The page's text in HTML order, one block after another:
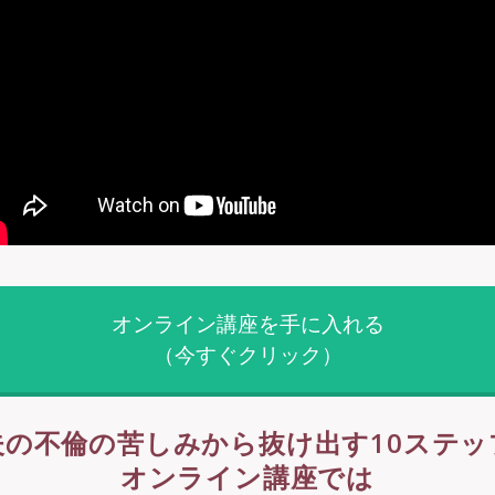
オンライン講座を手に入れる
（今すぐクリック）
不倫の苦しみから抜け出す10ステ
オンライン講座では